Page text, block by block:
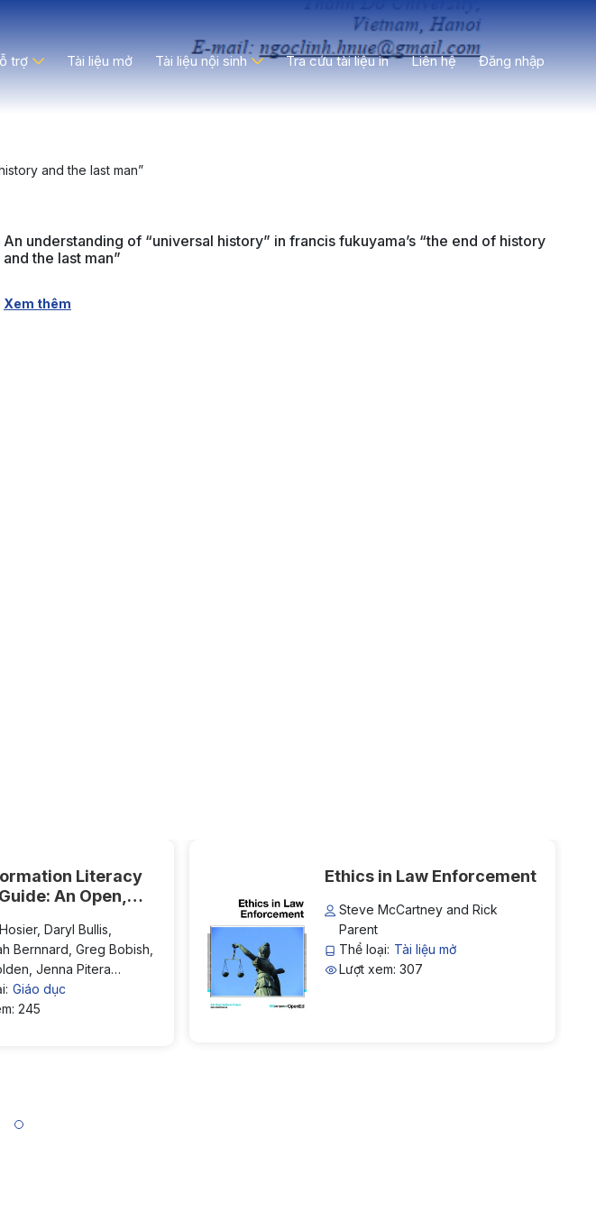
trợ Tài liệu mở Tài liệu nội sinh Tra cứu tài liệu in Liên hệ Đăng nhập
and the last man”
An understanding of “universal history” in francis fukuyama’s “the end of history
and the last man”
Xem thêm
Literacy
An Open,
Daryl Bullis,
Bernnard, Greg Bobish,
Jenna Pitera
Tor Loney, Trudi
Giáo dục
245
Ethics in Law Enforcement
Steve McCartney and Rick
Parent
Thể loại: Tài liệu mở
Lượt xem: 307